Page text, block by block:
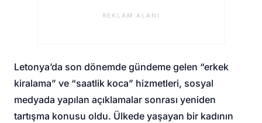
REKLAM ALANI
Letonya’da son dönemde gündeme gelen “erkek
kiralama” ve “saatlik koca” hizmetleri, sosyal
medyada yapılan açıklamalar sonrası yeniden
tartışma konusu oldu. Ülkede yaşayan bir kadının